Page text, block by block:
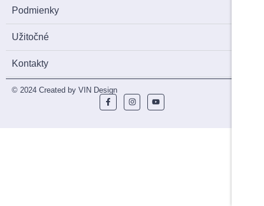
Podmienky
Užitočné
Kontakty
© 2024 Created by VIN Design